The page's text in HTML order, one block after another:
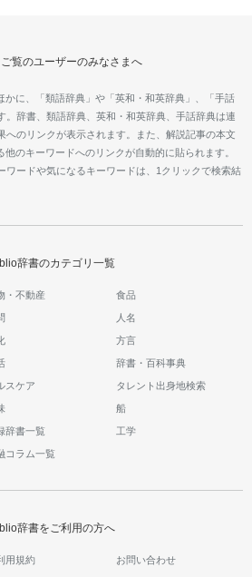
覧のユーザーのみなさまへ
かに、「類語辞典」や「英和・和英辞典」、「手話
。辞書、類語辞典、英和・和英辞典、手話辞典は連
へのリンクが表示されます。また、解説記事の本文
のキーワードへのリンクが自動的に貼られます。
ワードや気になるキーワードは、1クリックで検索結
辞書のカテゴリ一覧
・不動産 食品
人名
方言
辞書・百科事典
スケア タレント出身地検索
船
辞書一覧 工学
コラム一覧
辞書をご利用の方へ
用規約 お問い合わせ